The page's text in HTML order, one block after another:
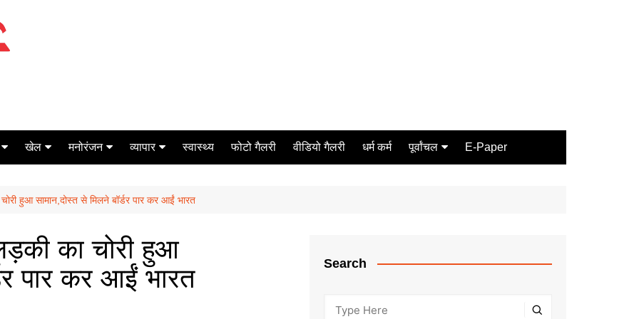
खेल
टेनिस
मनोरंजन
मिर्च मसाला
व्यापार
ऑटो मोबाइल
स्वास्थ्य फोटो गैलरी वीडियो गैलरी धर्म कर्म पूर्वांचल E-Paper
हुआ सामान,दोस्त से मिलने बॉर्डर पार कर आईं भारत
का चोरी हुआ
पार कर आईं भारत
Search